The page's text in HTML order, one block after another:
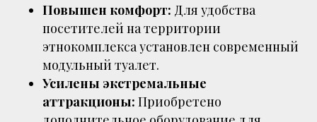
Повышен комфорт: Для удобства
посетителей на территории
этнокомплекса установлен современный
модульный туалет.
Усилены экстремальные
аттракционы: Приобретено